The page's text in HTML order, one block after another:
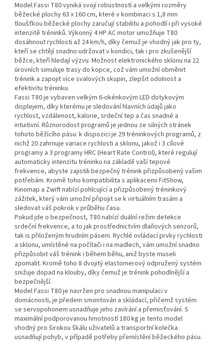
Model Fassi T80 vyniká svojí robustností a velkými rozměry
běžecké plochy 63 x 160 cm, které v kombinaci s 1,8 mm
tloušťkou běžecké plochy zaručují stabilitu a pohodlí i při vysoké
intenzitě tréninků. Výkonný 4 HP AC motor umožňuje T80
dosáhnout rychlosti až 24 km/h, díky čemuž je vhodný jak pro ty,
kteří se chtějí snadno udržovat v kondici, tak i pro zkušenější
běžce, kteří hledají výzvu. Možnost elektronického sklonu na 22
úrovních simuluje trasy do kopce, což vám umožní obměnit
trénink a zapojit více svalových skupin, zlepšit odolnost a
efektivitu tréninku.
Fassi T80 je vybaven velkým 6-okénkovým LED dotykovým
displejem, díky kterému je sledování hlavních údajů jako
rychlost, vzdálenost, kalorie, srdeční tep a čas snadné a
intuitivní. Různorodost programů je jednou ze silných stránek
tohoto běžícího pásu: k dispozici je 29 tréninkových programů, z
nichž 20 zahrnuje variace rychlosti a sklonu, jakož i 3 cílové
programy a 3 programy HRC (Heart Rate Control), které regulují
automaticky intenzitu tréninku na základě vaší tepové
frekvence, abyste zajistili bezpečný trénink přizpůsobený vašim
potřebám. Kromě toho kompatibilita s aplikacemi FitShow,
Kinomap a Zwift nabízí pohlcující a přizpůsobený tréninkový
zážitek, který vám umožní připojit se k virtuálním trasám a
sledovat váš pokrok v průběhu času.
Pokud jde o bezpečnost, T80 nabízí duální režim detekce
srdeční frekvence, a to jak prostřednictvím dlaňových senzorů,
tak is přiloženým hrudním pásem. Rychlé ovládací prvky rychlosti
a sklonu, umístěné na počítači i na madlech, vám umožní snadno
přizpůsobit váš trénink i během běhu, aniž byste museli
zpomalit. Kromě toho 8 dvojitý elastomerový odpružený systém
snižuje dopad na klouby, díky čemuž je trénink pohodlnější a
bezpečnější.
Model Fassi T80 je navržen pro snadnou manipulaci v
domácnosti, je předem smontován a skládací, přičemž systém
se servopohonem usnadňuje jeho zavírání a přemisťování. S
maximální podporovanou hmotností 180 kg je tento model
vhodný pro širokou škálu uživatelů a transportní kolečka
usnadňují pohyb, v případě potřeby přemístění běžeckého pásu.